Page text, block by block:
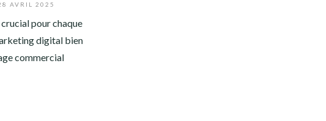
AVRIL 2025
crucial pour chaque
digital bien
commercial